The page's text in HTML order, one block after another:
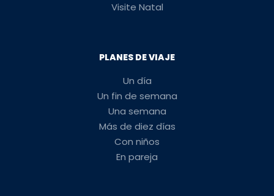
Visite Natal
PLANES DE VIAJE
Un día
Un fin de semana
Una semana
Más de diez días
Con niños
En pareja